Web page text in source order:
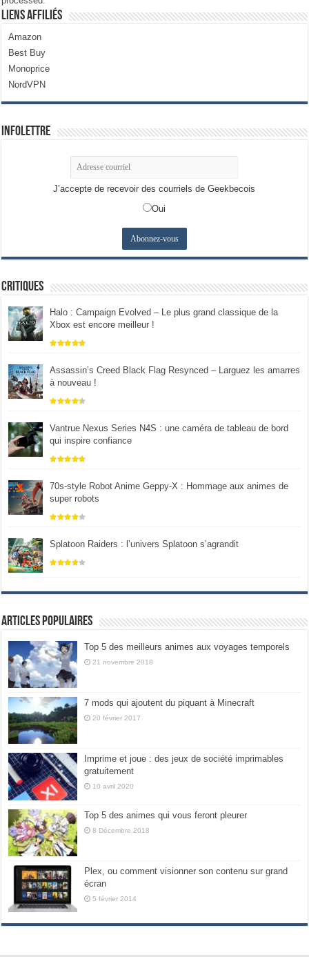
Liens Affiliés
Amazon
Best Buy
Monoprice
NordVPN
Infolettre
J’accepte de recevoir des courriels de Geekbecois
Oui
Critiques
Halo : Campaign Evolved – Le plus grand classique de la
Xbox est encore meilleur !
Assassin’s Creed Black Flag Resynced – Larguez les amarres
à nouveau !
Vantrue Nexus Series N4S : une caméra de tableau de bord
qui inspire confiance
70s-style Robot Anime Geppy-X : Hommage aux animes de
super robots
Splatoon Raiders : l’univers Splatoon s’agrandit
Articles populaires
Top 5 des meilleurs animes aux voyages temporels
21 novembre 2018
7 mods qui ajoutent du piquant à Minecraft
20 février 2017
Imprime et joue : des jeux de société imprimables
gratuitement
10 avril 2020
Top 5 des animes qui vous feront pleurer
8 Décembre 2018
Plex, ou comment visionner son contenu sur grand
écran
5 février 2014